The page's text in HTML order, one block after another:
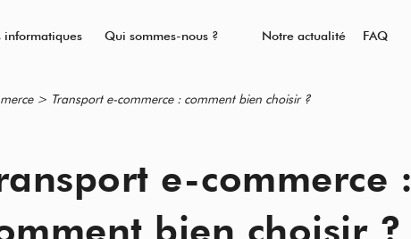
informatiques Qui sommes-nous ? Notre actualité FAQ
> Transport e-commerce : comment bien choisir ?
e-commerce :
bien choisir ?